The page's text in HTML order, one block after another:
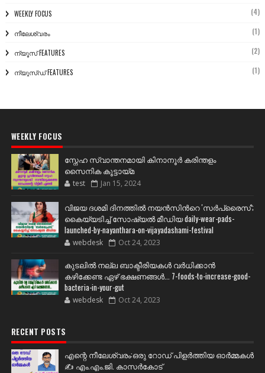
WEEKLY FOCUS (4)
നീലേശ്വരം (1)
ന്യൂസ് FEATURES (2)
ന്യൂസ്ഡ് FEATURES (1)
WEEKLY FOCUS
സ്നേഹ സ്വാന്തനമായി കിനാനൂർ കരിന്തളം
സൈനിക കൂട്ടായ്മ
test Jan 15, 2024
വിജയ ദശമി ദിനത്തില്‍ നയന്‍സിന്‍റെ 'സര്‍പ്രൈസ്';
കൈയ്യടിച്ച് സോഷ്യല്‍ മീഡിയ daily-wear-pads-
launched-by-nayanthara-on-vijayadashami-festival
webdesk Oct 24, 2023
കുടലിൽ നല്ല ബാക്ടീരിയകൾ വര്‍ധിക്കാന്‍
കഴിക്കേണ്ട ഏഴ് ഭക്ഷണങ്ങള്‍... 7-foods-to-increase-good-
bacteria-in-your-gut
webdesk Oct 24, 2023
RECENT POSTS
എന്റെ നീലേശ്വരം:ഒരു റോഡ് പിളർത്തിയ ഓർമ്മകൾ
✍️ എം.എം.ജി. കാസർകോട്